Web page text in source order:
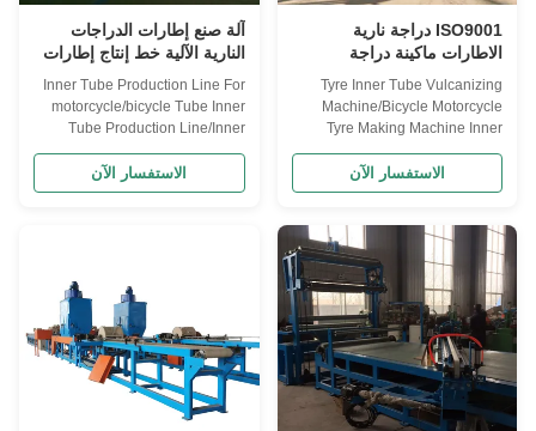
ISO9001 دراجة نارية
الاطارات ماكينة دراجة
الاطارات آلة الكبريت
Tyre Inner Tube Vulcanizing
Machine/Bicycle Motorcycle
Tyre Making Machine Inner
Tube Vulcanizing Machine
Applicant For various bicycle,
motorcycle tube curing, except
and removal, the entire curing
process is automatically
controlled. Structure feature:
LLN-25/2 two...
الاستفسار الآن
آلة صنع إطارات الدراجات
النارية الآلية خط إنتاج إطارات
الدراجات النارية ISO9001
Inner Tube Production Line For
motorcycle/bicycle Tube Inner
Tube Production Line/Inner
Tube Extrusion Line Applicant
Mainly used for production of
inner tube with rubber base tube
production. Structure features: ...
الاستفسار الآن